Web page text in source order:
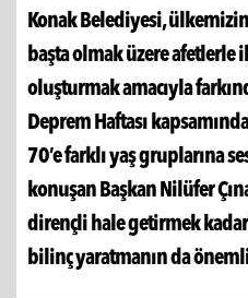
Konak Belediyesi,
başta olmak üzere
oluşturmak amacıyla
Deprem Haftası
70’e farklı yaş gruplarına
konuşan Başkan Nilüfer
dirençli hale getirmek
bilinç yaratmanın da